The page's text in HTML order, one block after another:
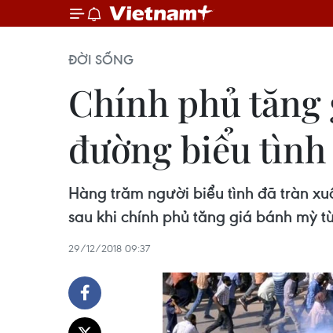
ĐỜI SỐNG
Chính phủ tăng
đường biểu tình
Hàng trăm người biểu tình đã tràn
sau khi chính phủ tăng giá bánh mỳ
29/12/2018 09:37